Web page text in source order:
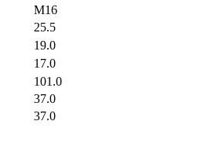
M16
25.5
19.0
17.0
101.0
37.0
37.0